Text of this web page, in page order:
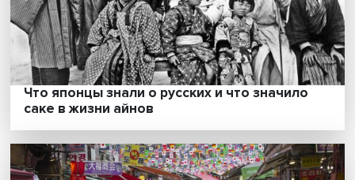
Исак Фрумин: «черные лебеди» для
учителей — что и как меняет систему
образования